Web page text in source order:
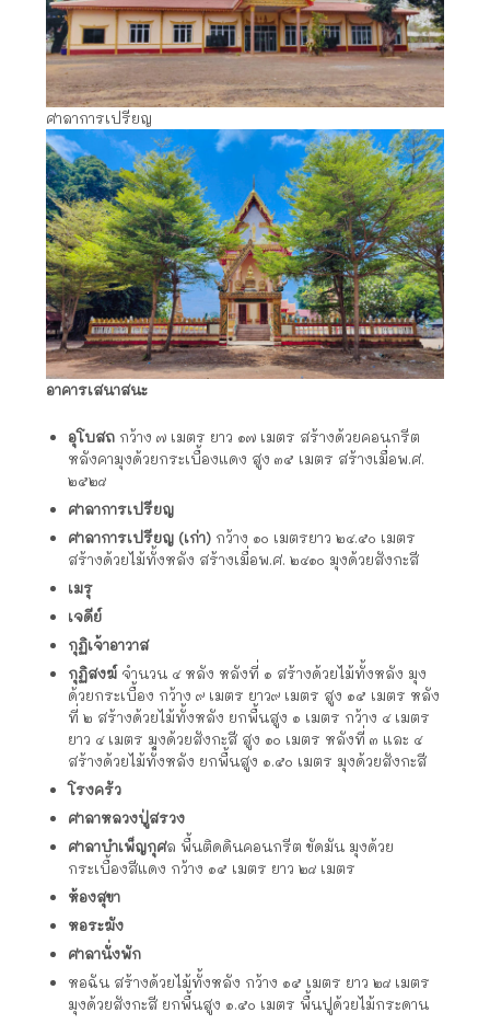
ศาลาการเปรียญ
อาคารเสนาสนะ
อุโบสถ กว้าง ๗ เมตร ยาว ๑๗ เมตร สร้างด้วยคอนกรีต
หลังคามุงด้วยกระเบื้องแดง สูง ๓๕ เมตร สร้างเมื่อพ.ศ.
๒๕๒๘
ศาลาการเปรียญ
ศาลาการเปรียญ (เก่า) กว้าง ๑๐ เมตรยาว ๒๔.๕๐ เมตร
สร้างด้วยไม้ทั้งหลัง สร้างเมื่อพ.ศ. ๒๔๑๐ มุงด้วยสังกะสี
เมรุ
เจดีย์
กุฏิเจ้าอาวาส
กุฏิสงฆ์ จำนวน ๔ หลัง หลังที่ ๑ สร้างด้วยไม้ทั้งหลัง มุง
ด้วยกระเบื้อง กว้าง ๙ เมตร ยาว๙ เมตร สูง ๑๕ เมตร หลัง
ที่ ๒ สร้างด้วยไม้ทั้งหลัง ยกพื้นสูง ๑ เมตร กว้าง ๔ เมตร
ยาว ๔ เมตร มุงด้วยสังกะสี สูง ๑๐ เมตร หลังที่ ๓ และ ๔
สร้างด้วยไม้ทั้งหลัง ยกพื้นสูง ๑.๕๐ เมตร มุงด้วยสังกะสี
โรงครัว
ศาลาหลวงปู่สรวง
ศาลาบำเพ็ญกุศล พื้นติดดินคอนกรีต ขัดมัน มุงด้วย
กระเบื้องสีแดง กว้าง ๑๕ เมตร ยาว ๒๘ เมตร
ห้องสุขา
หอระฆัง
ศาลานั่งพัก
หอฉัน สร้างด้วยไม้ทั้งหลัง กว้าง ๑๕ เมตร ยาว ๒๘ เมตร
มุงด้วยสังกะสี ยกพื้นสูง ๑.๕๐ เมตร พื้นปูด้วยไม้กระดาน